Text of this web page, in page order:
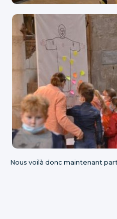
Nous voilà donc maintenant